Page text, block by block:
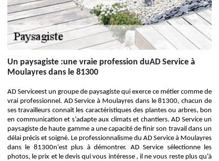
Un paysagiste :une vraie profession duAD Service à
Moulayres dans le 81300
AD Serviceest un groupe de paysagiste qui exerce ce métier comme de
vrai professionnel. AD Service à Moulayres dans le 81300, chacun de
ses travailleurs connaît les caractéristiques des plantes ou arbres, bon
en communication et s’adapte aux climats et chantiers. AD Service un
paysagiste de haute gamme a une capacité de finir son travail dans un
délai précis et soigné. Le professionnalisme du AD Service à Moulayres
dans le 81300n’est plus à démontrer. AD Service sélectionne les
photos, le prix et le devis qui vous intéresse , il ne vous reste plus qu’à